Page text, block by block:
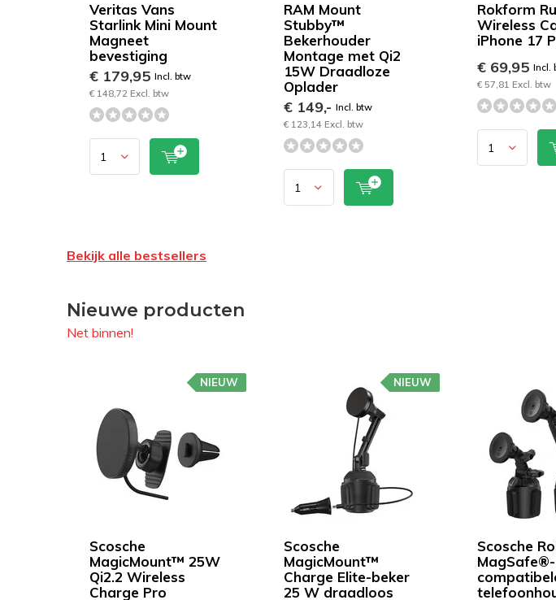
Veritas Vans
Starlink Mini Mount
Magneet
bevestiging
€ 179,95 Incl. btw
€ 148,72 Excl. btw
RAM Mount
Stubby™
Bekerhouder
Montage met Qi2
15W Draadloze
Oplader
€ 149,- Incl. btw
€ 123,14 Excl. btw
Rokform
Wireless
iPhone 17
€ 69,95Incl.
€ 57,81 Excl. btw
Bekijk alle bestsellers
Nieuwe producten
Net binnen!
Scosche
MagicMount™ 25W
Qi2.2 Wireless
Charge Pro
NIEUW
Scosche
MagicMount™
Charge Elite-beker
25 W draadloos
NIEUW
Scosche
MagSafe®-